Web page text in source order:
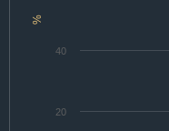
%
20
40